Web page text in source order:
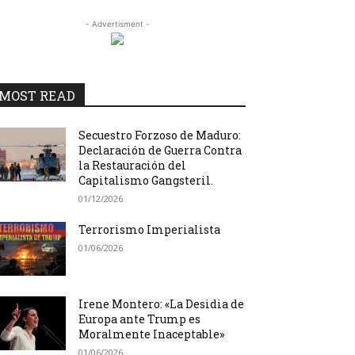
- Advertisment -
READ
Secuestro Forzoso de Maduro:
Declaración de Guerra Contra
la Restauración del
Capitalismo Gangsteril.
01/12/2026
Terrorismo Imperialista
01/06/2026
Irene Montero: «La Desidia de
Europa ante Trump es
Moralmente Inaceptable»
01/06/2026